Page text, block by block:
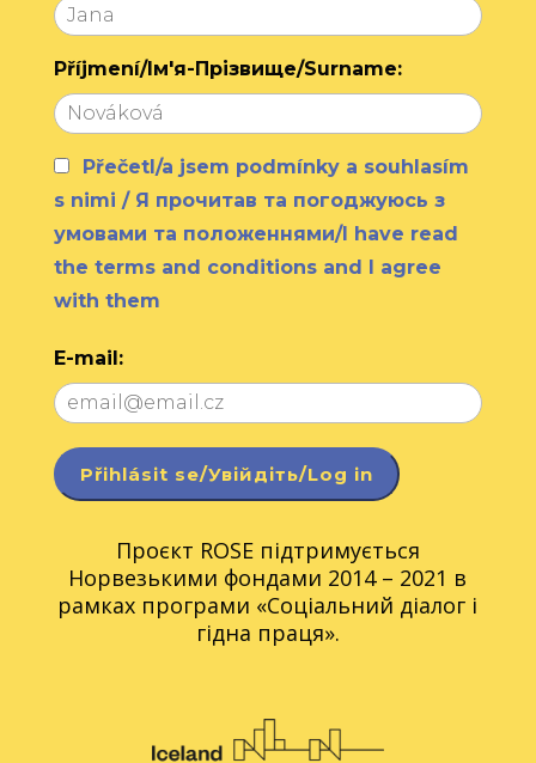
Příjmení/Ім'я-Прізвище/Surname:
Přečetl/a jsem podmínky a souhlasím
s nimi / Я прочитав та погоджуюсь з
умовами та положеннями/I have read
the terms and conditions and I agree
with them
E-mail:
Проєкт ROSE підтримується
Норвезькими фондами 2014 – 2021 в
рамках програми «Соціальний діалог і
гідна праця».